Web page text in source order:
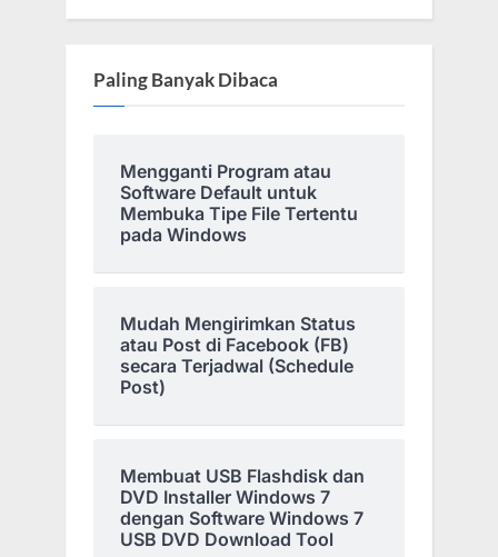
Paling Banyak Dibaca
Mengganti Program atau
Software Default untuk
Membuka Tipe File Tertentu
pada Windows
Mudah Mengirimkan Status
atau Post di Facebook (FB)
secara Terjadwal (Schedule
Post)
Membuat USB Flashdisk dan
DVD Installer Windows 7
dengan Software Windows 7
USB DVD Download Tool